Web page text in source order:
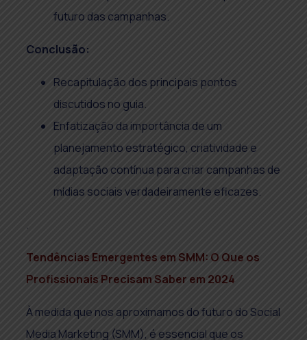
futuro das campanhas.
Conclusão:
Recapitulação dos principais pontos
discutidos no guia.
Enfatização da importância de um
planejamento estratégico, criatividade e
adaptação contínua para criar campanhas de
mídias sociais verdadeiramente eficazes.
.
Tendências Emergentes em SMM: O Que os
Profissionais Precisam Saber em 2024
À medida que nos aproximamos do futuro do Social
Media Marketing (SMM), é essencial que os